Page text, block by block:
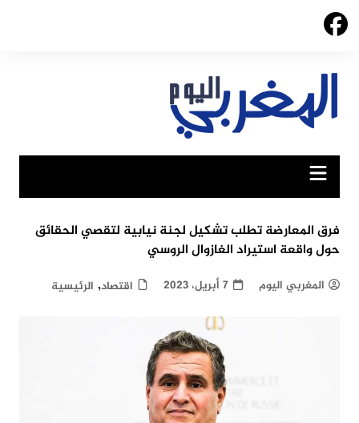
Skip
فرق المعارضة تطلب تشكيل لجنة نيابية لتقصي الحقائق
حول واقعة استيراد الغازوال الروسي
المغربي اليوم 7 أبريل، 2023 اقتصاد, الرئيسية